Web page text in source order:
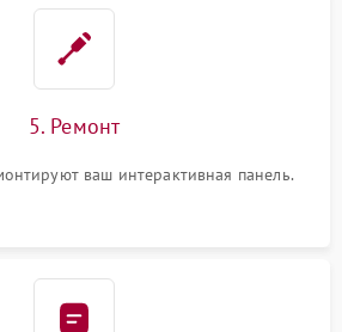
5. Ремонт
ваш интерактивная панель.